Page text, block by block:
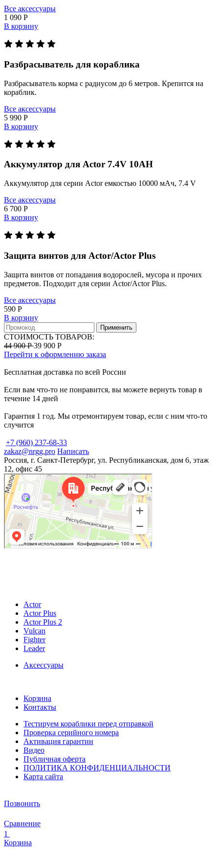
Все аксессуары
1 090 Р
В корзину
Разбрасыватель для кораблика
Разбрасыватель корма с радиусом до 6 метров. Крепится на
кораблик.
Все аксессуары
5 990 Р
В корзину
Аккумулятор для Actor 7.4V 10AH
Аккумулятор для серии Actor емкостью 10000 мАч, 7.4 V
Все аксессуары
6 700 Р
В корзину
Защита винтов для Actor/Actor Plus
Защита винтов от попадания водорослей, мусора и прочих
предметов. Подходит для серии Actor/Actor Plus.
Все аксессуары
590 Р
В корзину
Применить
СТОИМОСТЬ ТОВАРОВ:
44 900 Р39 900 Р
Перейти к оформлению заказа
Бесплатная доставка по всей России
Если вам что-то не понравится, вы можете вернуть товар в
течение 14 дней
Гарантия 1 год. Мы отремонтируем товар, если с ним что-то
случится
+7 (960) 237-68-33
zakaz@nrgg.pro Написать
Россия, г. Санкт-Петербург, ул. Республиканская, дом 6, этаж
12, офис 45
Actor
Actor Plus
Actor Plus 2
Vulcan
Fighter
Leader
Аксессуары
Корзина
Контакты
Тестируем кораблики перед отправкой
Проверка серийного номера
Активация гарантии
Видео
Публичная оферта
ПОЛИТИКА КОНФИДЕНЦИАЛЬНОСТИ
Карта сайта
Позвонить
Сравнение
1
Корзина